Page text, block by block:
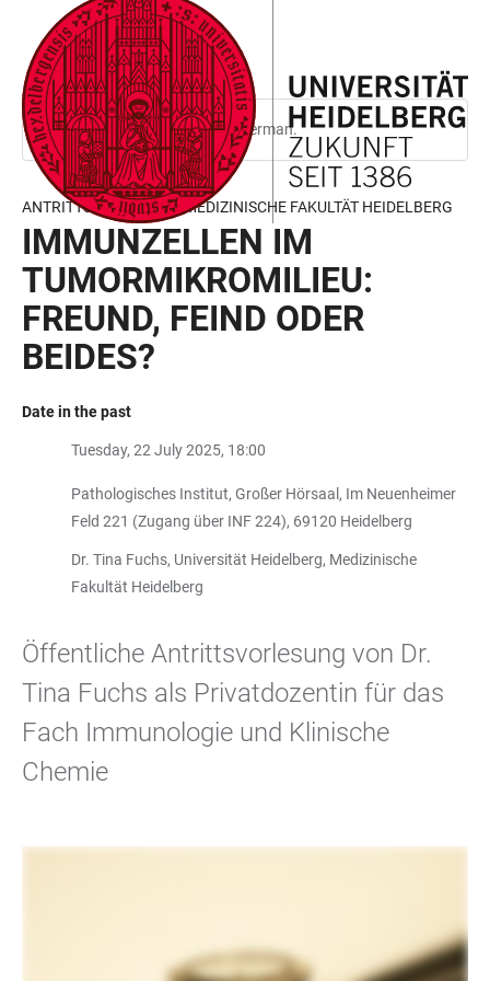
ACCESSIBILITY
LINKS
JUMP
TO
MAIN
CONTENT
OPEN
MAIN
NAVIGATION
OPEN
SEARCH
FORM
This page is only available in German.
ANTRITTSVORLESUNG MEDIZINISCHE FAKULTÄT HEIDELBERG
IMMUNZELLEN IM
TUMORMIKROMILIEU:
FREUND, FEIND ODER
BEIDES?
Date in the past
Tuesday, 22 July 2025, 18:00
Pathologisches Institut, Großer Hörsaal, Im Neuenheimer
Feld 221 (Zugang über INF 224), 69120 Heidelberg
Dr. Tina Fuchs, Universität Heidelberg, Medizinische
Fakultät Heidelberg
Öffentliche Antrittsvorlesung von Dr.
Tina Fuchs als Privatdozentin für das
Fach Immunologie und Klinische
Chemie